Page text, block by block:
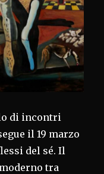
di incontri
il 19 marzo
del sé. Il
tra